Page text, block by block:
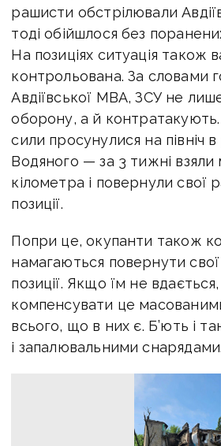
рашисти обстрілювали
тоді обійшлося без
На позиціях ситуація також
контрольована. За словами
Авдіївської МВА, ЗСУ не
оборону, а й
сили просунулися на північ в
Водяного — за 3 тижні взяли
кілометра і повернули свої
позиції.
Попри це, окупанти також
намагаються повернути
позиції. Якщо їм не
компенсувати це
всього, що в них є. Б’ють і
і запалювальними снарядами.